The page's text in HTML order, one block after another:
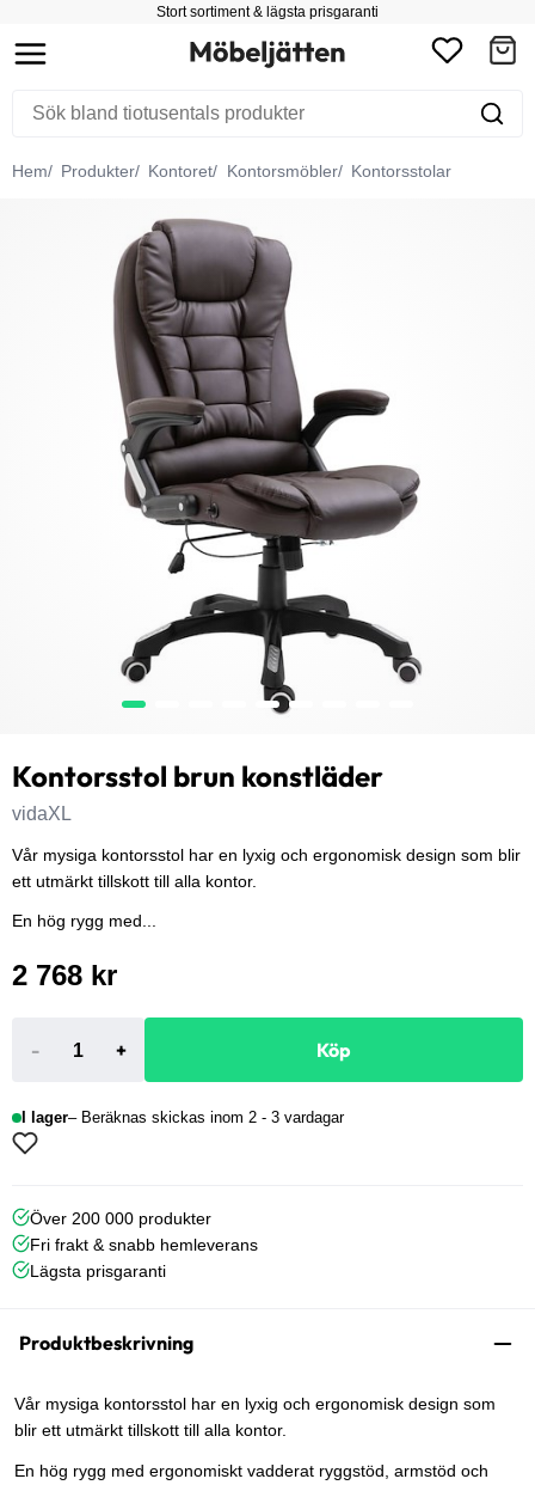
Stort sortiment & lägsta prisgaranti
Hem Produkter Kontoret Kontorsmöbler Kontorsstolar
Kontorsstol brun konstläder
vidaXL
Vår mysiga kontorsstol har en lyxig och ergonomisk design som blir
ett utmärkt tillskott till alla kontor.
En hög rygg med...
2 768 kr
- + Köp
I lager Beräknas skickas inom 2 - 3 vardagar
Över 200 000 produkter
Fri frakt & snabb hemleverans
Lägsta prisgaranti
Produktbeskrivning
Vår mysiga kontorsstol har en lyxig och ergonomisk design som
blir ett utmärkt tillskott till alla kontor.
En hög rygg med ergonomiskt vadderat ryggstöd, armstöd och